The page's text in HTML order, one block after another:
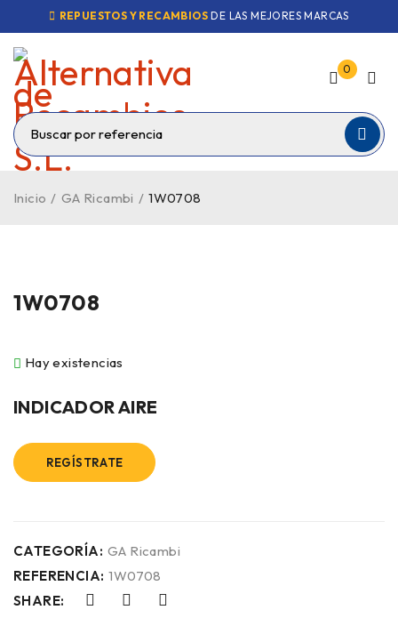
REPUESTOS Y RECAMBIOS DE LAS MEJORES MARCAS
0
Inicio / GA Ricambi / 1W0708
1W0708
Hay existencias
INDICADOR AIRE
REGÍSTRATE
CATEGORÍA: GA Ricambi
REFERENCIA: 1W0708
SHARE: